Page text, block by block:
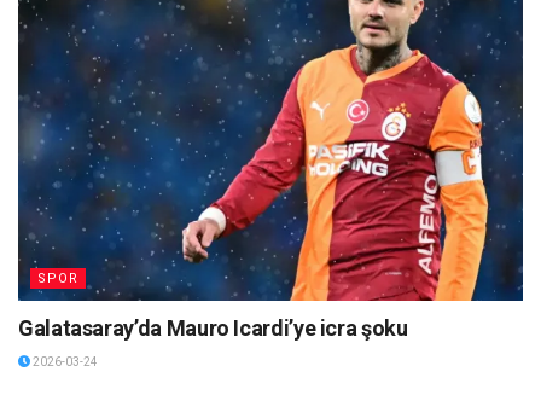
SPOR
Galatasaray’da Mauro Icardi’ye icra şoku
2026-03-24